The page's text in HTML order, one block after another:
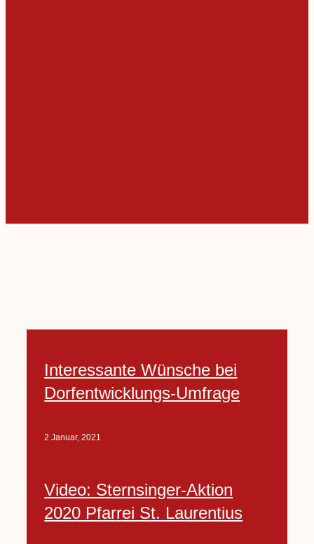
Interessante Wünsche bei
Dorfentwicklungs-Umfrage
2 Januar, 2021
Video: Sternsinger-Aktion
2020 Pfarrei St. Laurentius